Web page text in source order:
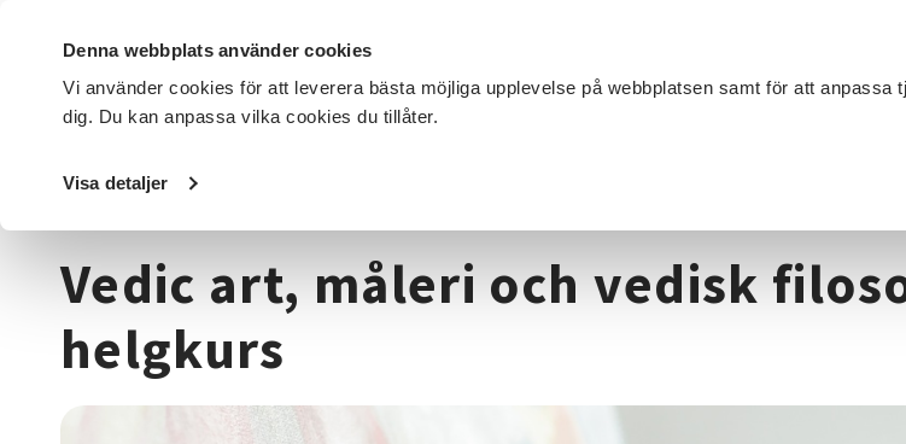
Denna webbplats använder cookies
Vi använder cookies för att leverera bästa möjliga upplevelse på webbplatsen samt för att anpassa
dig. Du kan anpassa vilka cookies du tillåter.
Visa detaljer
DET HÄR GÖR VI FÖR DIG SOM SÖK KURSER OCH EVENEMANG
Startsida / Kurser och evenemang
Vedic art, måleri och vedisk
helgkurs